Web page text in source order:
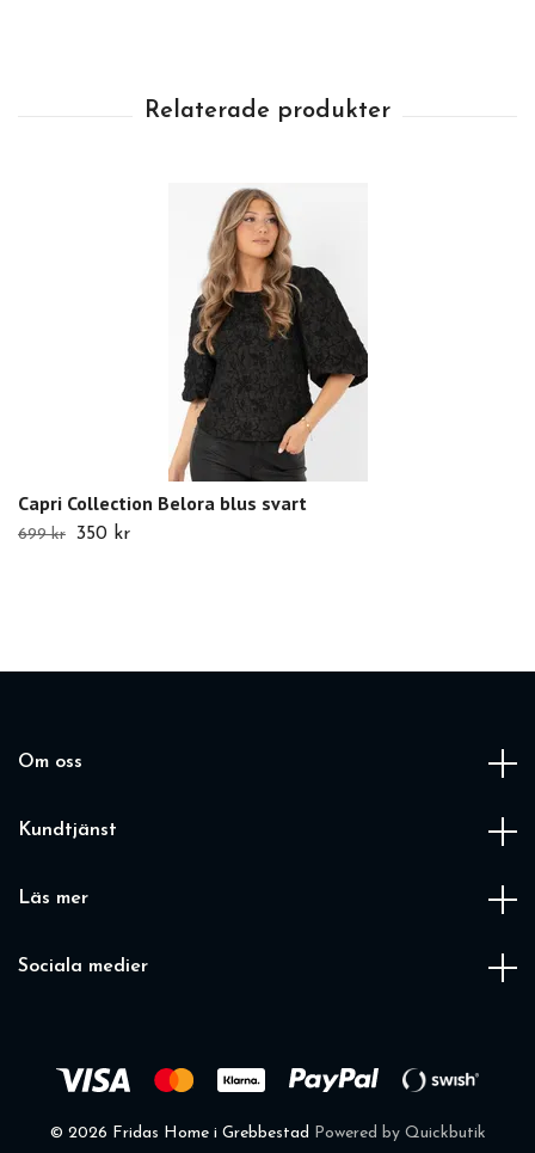
Capri Collection Belora blus svart
699 kr 350 kr
Om oss
Kundtjänst
Läs mer
Sociala medier
© 2026 Fridas Home i Grebbestad Powered by Quickbutik